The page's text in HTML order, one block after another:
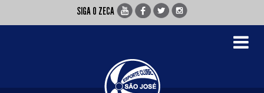
SIGA O ZECA
Toggle